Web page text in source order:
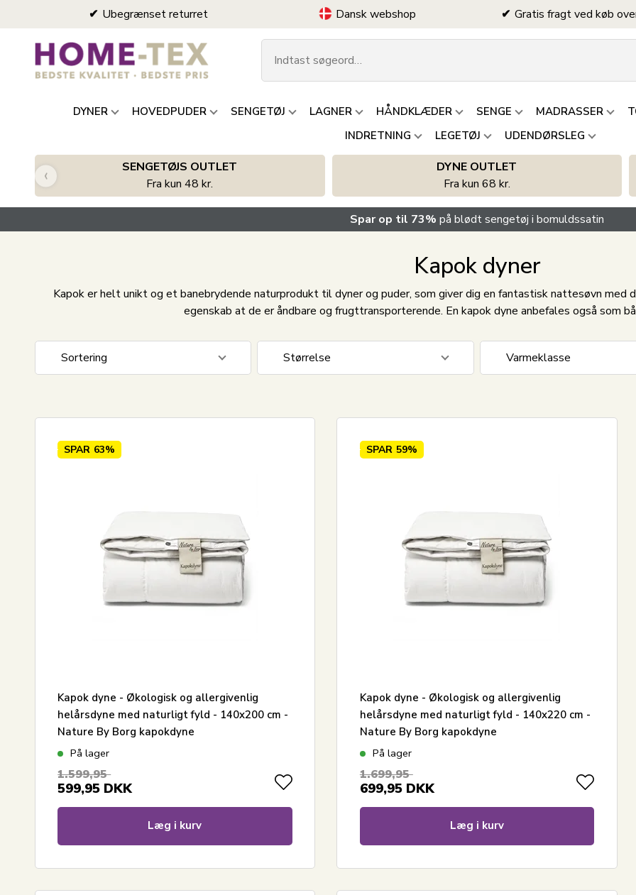
Ubegrænset returret Dansk webshop Gratis fragt ved køb
DYNER HOVEDPUDER SENGETØJ LAGNER HÅNDKLÆDER SENGE MADRASSER
INDRETNING
LEGETØJ UDENDØRSLEG
SENGETØJS OUTLET
Fra kun 48 kr.
DYNE OUTLET
Fra kun 68 kr.
‹
Spar op til 73% på blødt sengetøj i bomuldssatin
Kapok dyner
Kapok er helt unikt og et banebrydende naturprodukt til dyner og puder, som giver dig en fantastisk nattesøvn med
egenskab at de er åndbare og frugttransporterende. En kapok dyne anbefales også som
Sortering
Nyeste
Størrelse
Varmeklasse
SPAR 63%
Kapok dyne - Økologisk og allergivenlig
helårsdyne med naturligt fyld - 140x200 cm -
Nature By Borg kapokdyne
På lager
1.599,95
599,95 DKK
Læg i kurv
SPAR 59%
Kapok dyne - Økologisk og allergivenlig
helårsdyne med naturligt fyld - 140x220 cm -
Nature By Borg kapokdyne
På lager
1.699,95
699,95 DKK
Læg i kurv